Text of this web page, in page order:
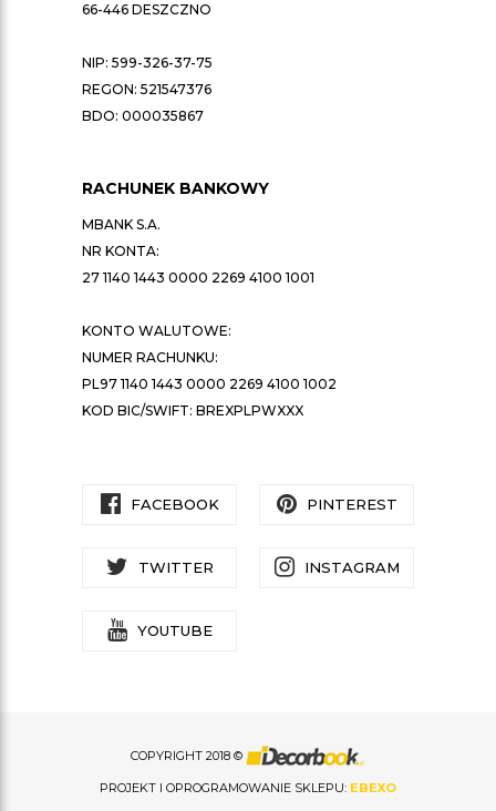
66-446 DESZCZNO
NIP: 599-326-37-75
REGON: 521547376
BDO: 000035867
RACHUNEK BANKOWY
MBANK S.A.
NR KONTA:
27 1140 1443 0000 2269 4100 1001
KONTO WALUTOWE:
NUMER RACHUNKU:
PL97 1140 1443 0000 2269 4100 1002
KOD BIC/SWIFT: BREXPLPWXXX
FACEBOOK PINTEREST
TWITTER INSTAGRAM
YOUTUBE
COPYRIGHT 2018 ©
PROJEKT I OPROGRAMOWANIE SKLEPU: EBEXO